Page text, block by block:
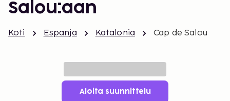
Salou:aan
Koti Espanja Katalonia Cap de Salou
Aloita suunnittelu